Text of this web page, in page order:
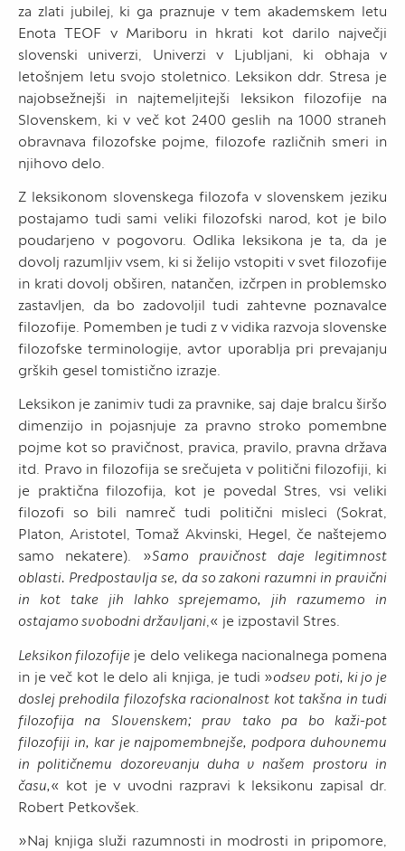
za zlati jubilej, ki ga praznuje v tem akademskem letu
Enota TEOF v Mariboru in hkrati kot darilo največji
slovenski univerzi, Univerzi v Ljubljani, ki obhaja v
letošnjem letu svojo stoletnico. Leksikon ddr. Stresa je
najobsežnejši in najtemeljitejši leksikon filozofije na
Slovenskem, ki v več kot 2400 geslih na 1000 straneh
obravnava filozofske pojme, filozofe različnih smeri in
njihovo delo.
Z leksikonom slovenskega filozofa v slovenskem jeziku
postajamo tudi sami veliki filozofski narod, kot je bilo
poudarjeno v pogovoru. Odlika leksikona je ta, da je
dovolj razumljiv vsem, ki si želijo vstopiti v svet filozofije
in krati dovolj obširen, natančen, izčrpen in problemsko
zastavljen, da bo zadovoljil tudi zahtevne poznavalce
filozofije. Pomemben je tudi z v vidika razvoja slovenske
filozofske terminologije, avtor uporablja pri prevajanju
grških gesel tomistično izrazje.
Leksikon je zanimiv tudi za pravnike, saj daje bralcu širšo
dimenzijo in pojasnjuje za pravno stroko pomembne
pojme kot so pravičnost, pravica, pravilo, pravna država
itd. Pravo in filozofija se srečujeta v politični filozofiji, ki
je praktična filozofija, kot je povedal Stres, vsi veliki
filozofi so bili namreč tudi politični misleci (Sokrat,
Platon, Aristotel, Tomaž Akvinski, Hegel, če naštejemo
samo nekatere). »Samo pravičnost daje legitimnost
oblasti. Predpostavlja se, da so zakoni razumni in pravični
in kot take jih lahko sprejemamo, jih razumemo in
ostajamo svobodni državljani,« je izpostavil Stres.
Leksikon filozofije je delo velikega nacionalnega pomena
in je več kot le delo ali knjiga, je tudi »odsev poti, ki jo je
doslej prehodila filozofska racionalnost kot takšna in tudi
filozofija na Slovenskem; prav tako pa bo kaži-pot
filozofiji in, kar je najpomembnejše, podpora duhovnemu
in političnemu dozorevanju duha v našem prostoru in
času,« kot je v uvodni razpravi k leksikonu zapisal dr.
Robert Petkovšek.
»Naj knjiga služi razumnosti in modrosti in pripomore,